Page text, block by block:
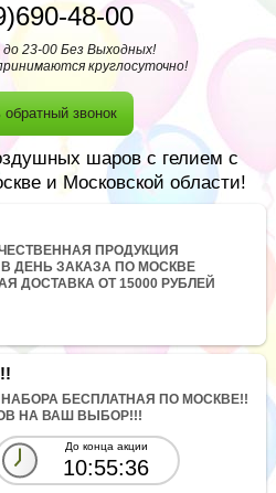
48-00
23-00 Без Выходных!
круглосуточно!
обратный звонок
шаров с гелием с
и Московской области!
ПРОДУКЦИЯ
ДЕНЬ ЗАКАЗА ПО МОСКВЕ
ДОСТАВКА ОТ 15000 РУБЛЕЙ
НАБОРА БЕСПЛАТНАЯ ПО МОСКВЕ!!
НА ВАШ ВЫБОР!!!
До конца акции
10:55:35